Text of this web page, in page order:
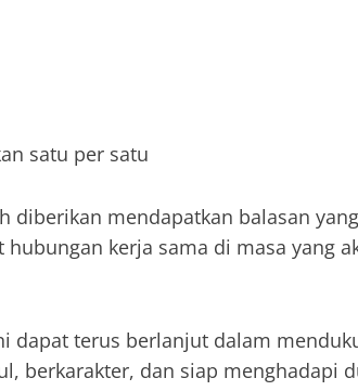
satu per satu
diberikan mendapatkan balasan yang
kerja sama di masa yang
dapat terus berlanjut dalam
berkarakter, dan siap menghadapi